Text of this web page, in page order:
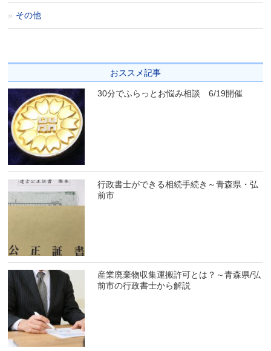
その他
おススメ記事
30分でふらっとお悩み相談 6/19開催
行政書士ができる相続手続き～青森県・弘
前市
産業廃棄物収集運搬許可とは？～青森県/弘
前市の行政書士から解説